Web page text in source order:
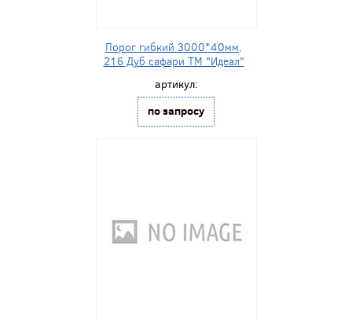
Порог гибкий 3000*40мм,
216 Дуб сафари ТМ "Идеал"
артикул:
по запросу